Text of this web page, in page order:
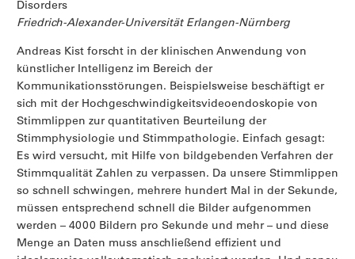
Disorders
Friedrich-Alexander-Universität Erlangen-Nürnberg
Andreas Kist forscht in der klinischen Anwendung von
künstlicher Intelligenz im Bereich der
Kommunikationsstörungen. Beispielsweise beschäftigt er
sich mit der Hochgeschwindigkeitsvideoendoskopie von
Stimmlippen zur quantitativen Beurteilung der
Stimmphysiologie und Stimmpathologie. Einfach gesagt:
Es wird versucht, mit Hilfe von bildgebenden Verfahren der
Stimmqualität Zahlen zu verpassen. Da unsere Stimmlippen
so schnell schwingen, mehrere hundert Mal in der Sekunde,
müssen entsprechend schnell die Bilder aufgenommen
werden – 4000 Bildern pro Sekunde und mehr – und diese
Menge an Daten muss anschließend effizient und